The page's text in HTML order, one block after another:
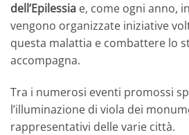
dell’Epilessia e, come ogni anno,
vengono organizzate iniziative
questa malattia e combattere lo
accompagna.
Tra i numerosi eventi promossi
l’illuminazione di viola dei
rappresentativi delle varie città.